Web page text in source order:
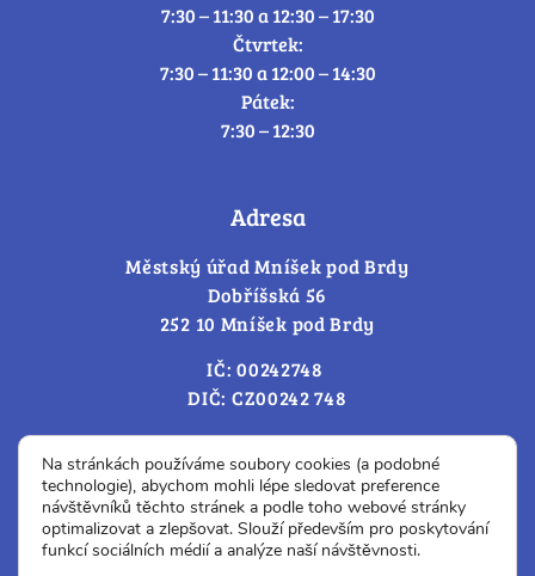
7:30 – 11:30 a 12:30 – 17:30
Čtvrtek:
7:30 – 11:30 a 12:00 – 14:30
Pátek:
7:30 – 12:30
Adresa
Městský úřad Mníšek pod Brdy
Dobříšská 56
252 10 Mníšek pod Brdy
IČ: 00242748
DIČ: CZ00242 748
Cookies – změna souhlasu
Prohlášení o přístupnosti
Na stránkách používáme soubory cookies (a podobné
technologie), abychom mohli lépe sledovat preference
návštěvníků těchto stránek a podle toho webové stránky
optimalizovat a zlepšovat. Slouží především pro poskytování
funkcí sociálních médií a analýze naší návštěvnosti.